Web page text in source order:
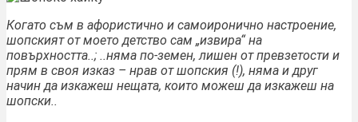
Когато съм в афористично и самоиронично настроение,
шопският от моето детство сам „извира“ на
повърхността..; ..няма по-земен, лишен от превзетости и
прям в своя изказ – нрав от шопския (!), няма и друг
начин да изкажеш нещата, които можеш да изкажеш на
шопски..